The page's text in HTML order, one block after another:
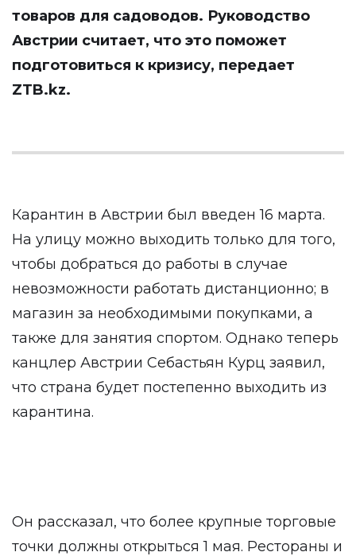
товаров для садоводов. Руководство
Австрии считает, что это поможет
подготовиться к кризису, передает
ZTB.kz.
Карантин в Австрии был введен 16 марта.
На улицу можно выходить только для того,
чтобы добраться до работы в случае
невозможности работать дистанционно; в
магазин за необходимыми покупками, а
также для занятия спортом. Однако теперь
канцлер Австрии Себастьян Курц заявил,
что страна будет постепенно выходить из
карантина.
Он рассказал, что более крупные торговые
точки должны открыться 1 мая. Рестораны и